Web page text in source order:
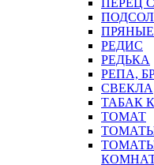
ПЕРЕЦ
РЕДИС
РЕДЬКА
РЕПА,
СВЕКЛА
ТАБАК
ТОМАТ